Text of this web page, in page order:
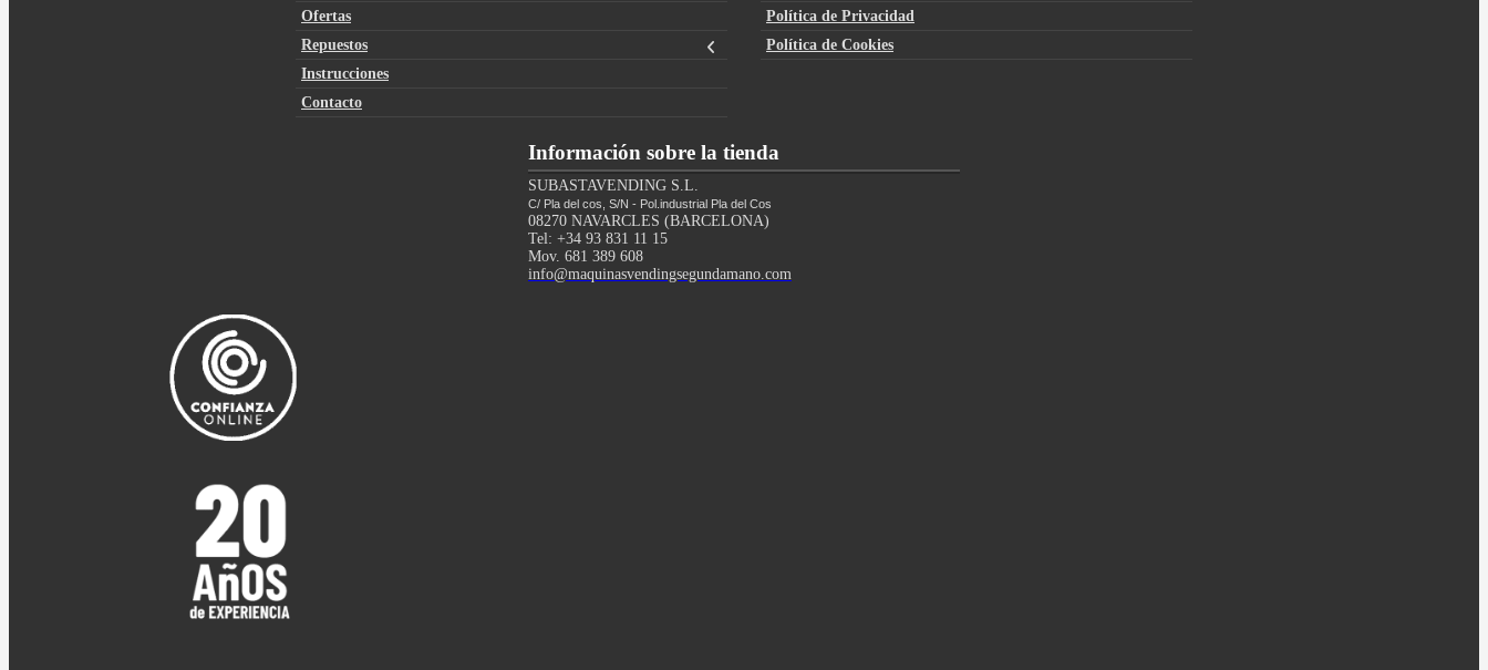
Ofertas
Repuestos
Instrucciones
Contacto
Política de Privacidad
Política de Cookies
Información sobre la tienda
SUBASTAVENDING S.L.
C/ Pla del cos, S/N - Pol.industrial Pla del Cos
08270 NAVARCLES (BARCELONA)
Tel: +34 93 831 11 15
Mov. 681 389 608
info@maquinasvendingsegundamano.com